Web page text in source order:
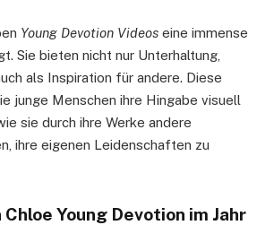
Young Devotion Videos eine immense
Sie bieten nicht nur Unterhaltung,
als Inspiration für andere. Diese
junge Menschen ihre Hingabe visuell
sie durch ihre Werke andere
ihre eigenen Leidenschaften zu
Chloe Young Devotion im Jahr